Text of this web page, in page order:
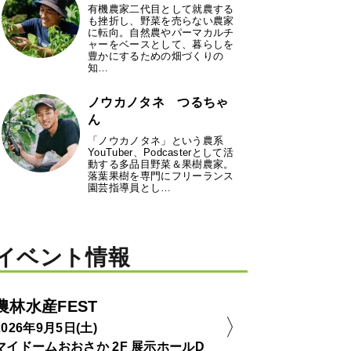
有機農家二代目として就農する
も挫折し、野菜を売らない農家
に転向。自然農やパーマカルチ
ャーをベースとして、暮らしを
豊かにするための畑づくりの
知…
ノウカノタネ つるちゃ
ん
「ノウカノタネ」という農系
YouTuber、Podcasterとして活
動する多品目野菜＆果樹農家。
落葉果樹を専門にフリーランス
園芸指導員とし…
ベント情報
林水産FEST
年9月5日(土)
イドームおおさか 2F 展示ホールD